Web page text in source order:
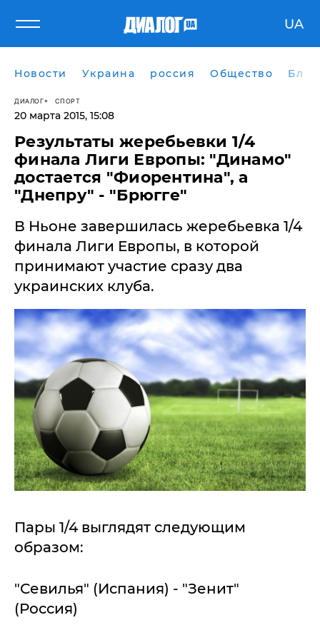
UA
Новости Украина россия Общество
ДИАЛОГ СПОРТ
20 марта 2015, 15:08
Результаты жеребьевки 1/4
финала Лиги Европы: "Динамо"
достается "Фиорентина", а
"Днепру" - "Брюгге"
В Ньоне завершилась жеребьевка 1/4
финала Лиги Европы, в которой
принимают участие сразу два
украинских клуба.
Пары 1/4 выглядят следующим
образом:
"Севилья" (Испания) - "Зенит"
(Россия)